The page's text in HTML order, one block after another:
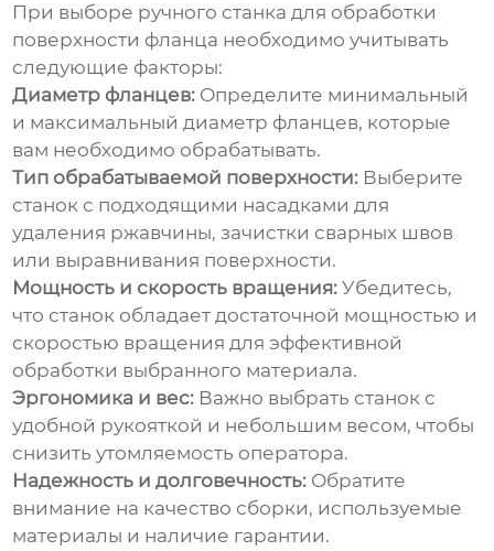
При выборе ручного станка для обработки
поверхности фланца необходимо учитывать
следующие факторы:
Диаметр фланцев: Определите минимальный
и максимальный диаметр фланцев, которые
вам необходимо обрабатывать.
Тип обрабатываемой поверхности: Выберите
станок с подходящими насадками для
удаления ржавчины, зачистки сварных швов
или выравнивания поверхности.
Мощность и скорость вращения: Убедитесь,
что станок обладает достаточной мощностью и
скоростью вращения для эффективной
обработки выбранного материала.
Эргономика и вес: Важно выбрать станок с
удобной рукояткой и небольшим весом, чтобы
снизить утомляемость оператора.
Надежность и долговечность: Обратите
внимание на качество сборки, используемые
материалы и наличие гарантии.